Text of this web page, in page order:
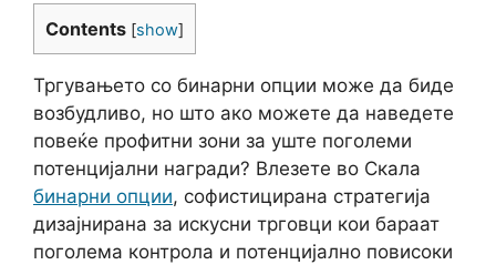
Contents [show]
Тргувањето со бинарни опции може да биде
возбудливо, но што ако можете да наведете
повеќе профитни зони за уште поголеми
потенцијални награди? Влезете во Скала
бинарни опции, софистицирана стратегија
дизајнирана за искусни трговци кои бараат
поголема контрола и потенцијално повисоки